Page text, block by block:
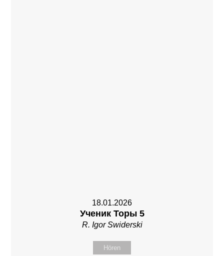
18.01.2026
Ученик Торы 5
R. Igor Swiderski
Hören